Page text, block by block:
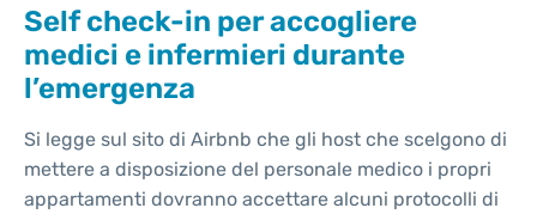
Self check-in per accogliere
medici e infermieri durante
l’emergenza
Si legge sul sito di Airbnb che gli host che scelgono di
mettere a disposizione del personale medico i propri
appartamenti dovranno accettare alcuni protocolli di